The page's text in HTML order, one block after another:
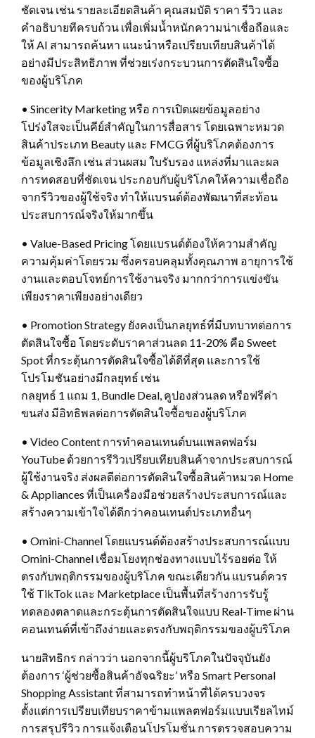
ชัดเจน เช่น รายละเอียดสินค้า คุณสมบัติ ราคา รีวิว และ
คำอธิบายทีครบถ้วน เพื่อเพิ่มน้ำหนักความน่าเชื่อถือและ
ให้ AI สามารถค้นหา แนะนำหรือเปรียบเทียบสินค้าได้
อย่างมีประสิทธิภาพ ที่ช่วยเร่งกระบวนการตัดสินใจซื้อ
ของผู้บริโภค
• Sincerity Marketing หรือ การเปิดเผยข้อมูลอย่าง
โปร่งใสจะเป็นคีย์สำคัญในการสื่อสาร โดยเฉพาะหมวด
สินค้าประเภท Beauty และ FMCG ที่ผู้บริโภคต้องการ
ข้อมูลเชิงลึก เช่น ส่วนผสม ใบรับรอง แหล่งที่มาและผล
การทดสอบที่ชัดเจน ประกอบกับผู้บริโภคให้ความเชื่อถือ
จากรีวิวของผู้ใช้จริง ทำให้แบรนด์ต้องพัฒนาที่สะท้อน
ประสบการณ์จริงให้มากขึ้น
• Value-Based Pricing โดยแบรนด์ต้องให้ความสำคัญ
ความคุ้มค่าโดยรวม ซึ่งครอบคลุมทั้งคุณภาพ อายุการใช้
งานและตอบโจทย์การใช้งานจริง มากกว่าการแข่งขัน
เพียงราคาเพียงอย่างเดียว
• Promotion Strategy ยังคงเป็นกลยุทธ์ที่มีบทบาทต่อการ
ตัดสินใจซื้อ โดยระดับราคาส่วนลด 11-20% คือ Sweet
Spot ที่กระตุ้นการตัดสินใจซื้อได้ดีที่สุด และการใช้
โปรโมชันอย่างมีกลยุทธ์ เช่น
กลยุทธ์ 1 แถม 1, Bundle Deal, คูปองส่วนลด หรือฟรีค่า
ขนส่ง มีอิทธิพลต่อการตัดสินใจซื้อของผู้บริโภค
• Video Content การทำคอนเทนต์บนแพลตฟอร์ม
YouTube ด้วยการรีวิวเปรียบเทียบสินค้าจากประสบการณ์
ผู้ใช้งานจริง ส่งผลดีต่อการตัดสินใจซื้อสินค้าหมวด Home
& Appliances ที่เป็นเครื่องมือช่วยสร้างประสบการณ์และ
สร้างความเข้าใจได้ดีกว่าคอนเทนต์ประเภทอื่นๆ
• Omini-Channel โดยแบรนด์ต้องสร้างประสบการณ์แบบ
Omini-Channel เชื่อมโยงทุกช่องทางแบบไร้รอยต่อ ให้
ตรงกับพฤติกรรมของผู้บริโภค ขณะเดียวกัน แบรนด์ควร
ใช้ TikTok และ Marketplace เป็นพื้นที่สร้างการรับรู้
ทดลองตลาดและกระตุ้นการตัดสินใจแบบ Real-Time ผ่าน
คอนเทนต์ที่เข้าถึงง่ายและตรงกับพฤติกรรมของผู้บริโภค
นายสิทธิกร กล่าวว่า นอกจากนี้ผู้บริโภคในปัจจุบันยัง
ต้องการ ‘ผู้ช่วยซื้อสินค้าอัจฉริยะ’ หรือ Smart Personal
Shopping Assistant ที่สามารถทำหน้าที่ได้ครบวงจร
ตั้งแต่การเปรียบเทียบราคาข้ามแพลตฟอร์มแบบเรียลไทม์
การสรุปรีวิว การแจ้งเตือนโปรโมชั่น การตรวจสอบความ